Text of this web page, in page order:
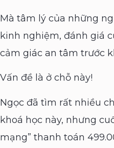
Mà tâm lý của những
kinh nghiệm, đánh giá
cảm giác an tâm trước
Vấn đề là ở chỗ này!
Ngọc đã tìm rất nhiều
khoá học này, nhưng
mạng” thanh toán